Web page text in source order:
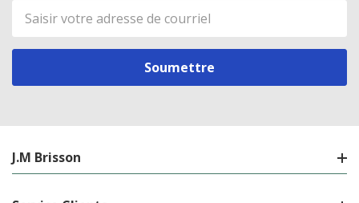
Adresse
de
courriel
J.M Brisson